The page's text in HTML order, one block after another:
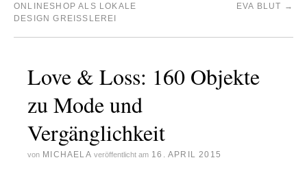
ONLINESHOP ALS LOKALE
DESIGN GREISSLEREI
EVA BLUT →
Love & Loss: 160 Objekte
zu Mode und
Vergänglichkeit
von MICHAELA veröffentlicht am 16. APRIL 2015